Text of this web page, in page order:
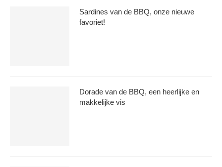
Sardines van de BBQ, onze nieuwe
favoriet!
Dorade van de BBQ, een heerlijke en
makkelijke vis